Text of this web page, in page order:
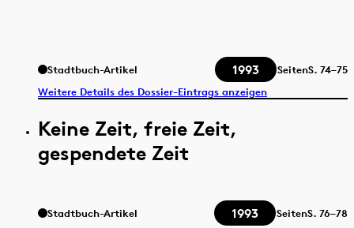
Stadtbuch-Artikel 1993 SeitenS. 74–75
Weitere Details des Dossier-Eintrags anzeigen
Keine Zeit, freie Zeit,
gespendete Zeit
Stadtbuch-Artikel 1993 SeitenS. 76–78